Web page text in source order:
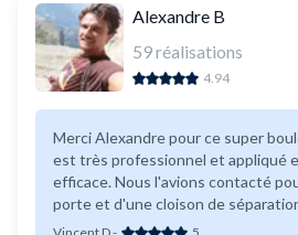
Alexandre B
59réalisations
4.94
Merci Alexandre pour ce super
est très professionnel et appliqué
efficace. Nous l'avions contacté
porte et d'une cloison de
parfaitement déroulé. Nous avons